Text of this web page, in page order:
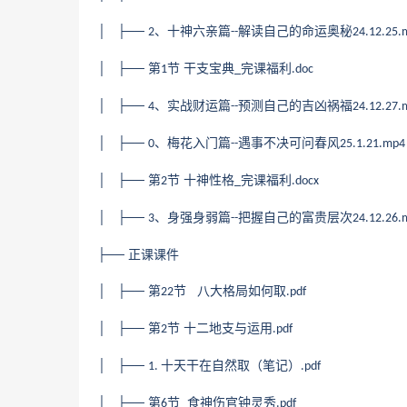
│ ├── 2、十神六亲篇--解读自己的命运奥秘
│ ├── 第1节 干支宝典 完课福利 .doc
│ ├── 4、实战财运篇--预测自己的吉凶祸福
│ ├── 0、梅花入门篇--遇事不决可问春风25.1.21.mp4
│ ├── 第2节 十神性格 完课福利 .docx
│ ├── 3、身强身弱篇--把握自己的富贵层次
├── 正课课件
│ ├── 第22节 八大格局如何取.pdf
│ ├── 第2节 十二地支与运用 .pdf
│ ├── 1. 十天干在自然取（笔记） .pdf
│ ├── 第6节 食神伤官钟灵秀.pdf